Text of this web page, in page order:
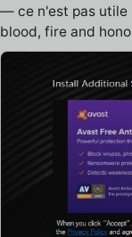
— ce n'est pas utile
blood, fire and